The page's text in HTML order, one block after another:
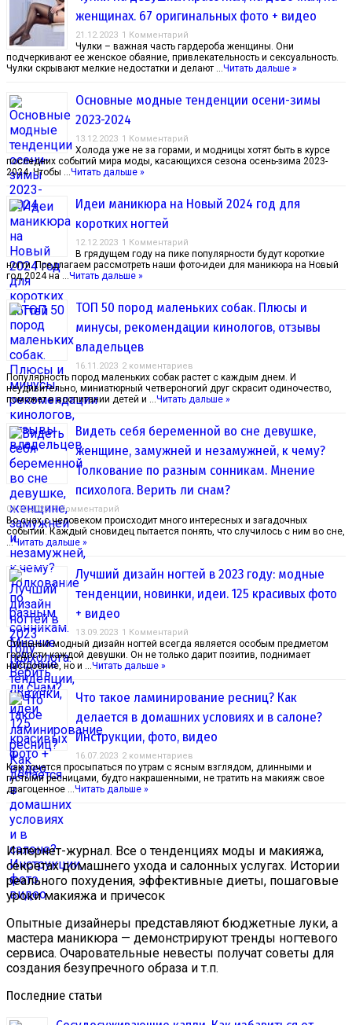
женщинах. 67 оригинальных фото + видео
21.12.2023 1 Комментарий
Чулки – важная часть гардероба женщины. Они
подчеркивают ее женское обаяние, привлекательность и сексуальность.
Чулки скрывают мелкие недостатки и делают …Читать дальше »
Основные модные тенденции осени-зимы
2023-2024
13.12.2023 1 Комментарий
Холода уже не за горами, и модницы хотят быть в курсе
последних событий мира моды, касающихся сезона осень-зима 2023-
2024. Чтобы …Читать дальше »
Идеи маникюра на Новый 2024 год для
коротких ногтей
12.12.2023 1 Комментарий
В грядущем году на пике популярности будут короткие
ногти. Предлагаем рассмотреть наши фото-идеи для маникюра на Новый
год 2024 на …Читать дальше »
ТОП 50 пород маленьких собак. Плюсы и
минусы, рекомендации кинологов, отзывы
владельцев
16.11.2023 2 комментариев
Популярность пород маленьких собак растет с каждым днем. И
неудивительно, миниатюрный четвероногий друг скрасит одиночество,
поможет в воспитании детей и …Читать дальше »
Видеть себя беременной во сне девушке,
женщине, замужней и незамужней, к чему?
Толкование по разным сонникам. Мнение
психолога. Верить ли снам?
04.10.2023 1 Комментарий
Во снах с человеком происходит много интересных и загадочных
событий. Каждый сновидец пытается понять, что случилось с ним во сне,
…Читать дальше »
Лучший дизайн ногтей в 2023 году: модные
тенденции, новинки, идеи. 125 красивых фото
+ видео
13.09.2023 1 Комментарий
Стильный модный дизайн ногтей всегда является особым предметом
гордости каждой девушки. Он не только дарит позитив, поднимает
настроение, но и …Читать дальше »
Что такое ламинирование ресниц? Как
делается в домашних условиях и в салоне?
Инструкции, фото, видео
16.07.2023 2 комментариев
Как хочется просыпаться по утрам с ясным взглядом, длинными и
густыми ресницами, будто накрашенными, не тратить на макияж свое
драгоценное …Читать дальше »
Интернет-журнал. Все о тенденциях моды и макияжа,
секретах домашнего ухода и салонных услугах. Истории
реального похудения, эффективные диеты, пошаговые
уроки макияжа и причесок
Опытные дизайнеры представляют бюджетные луки, а
мастера маникюра — демонстрируют тренды ногтевого
сервиса. Очаровательные невесты получат советы для
создания безупречного образа и т.п.
Последние статьи